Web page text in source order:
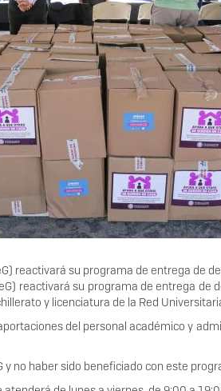
reactivará su programa de entrega de
reactivará su programa de entrega de
y licenciatura de la Red
del personal académico y
no haber sido beneficiado con este